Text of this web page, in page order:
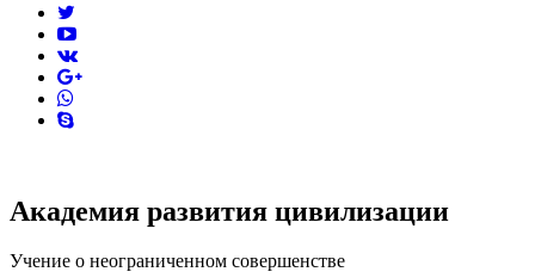
youtube
vk
skype
Академия развития цивилизации
Учение о неограниченном совершенстве